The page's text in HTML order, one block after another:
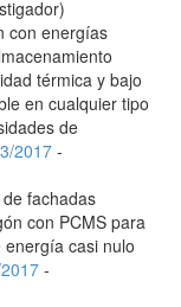
con energías
térmica y bajo
en cualquier tipo
de
2017-
fachadas
con PCMS para
casi nulo
-